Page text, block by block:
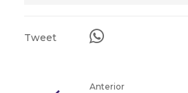
Tweet
Anterior